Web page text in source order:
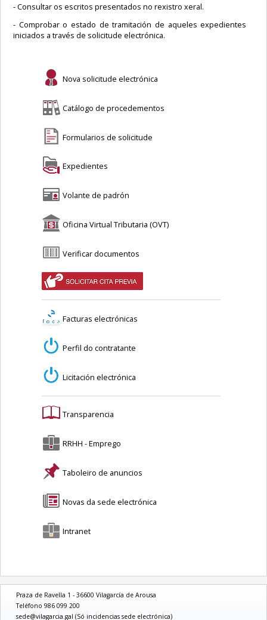
- Consultar os escritos presentados no rexistro xeral.
- Comprobar o estado de tramitación de aqueles expedientes
iniciados a través de solicitude electrónica.
Nova solicitude electrónica
Catálogo de procedementos
Formularios de solicitude
Expedientes
Volante de padrón
Oficina Virtual Tributaria (OVT)
Verificar documentos
Facturas electrónicas
Perfil do contratante
Licitación electrónica
Transparencia
RRHH - Emprego
Taboleiro de anuncios
Novas da sede electrónica
Intranet
Praza de Ravella 1 - 36600 Vilagarcía de Arousa
Teléfono 986 099 200
sede@vilagarcia.gal (Só incidencias sede electrónica)